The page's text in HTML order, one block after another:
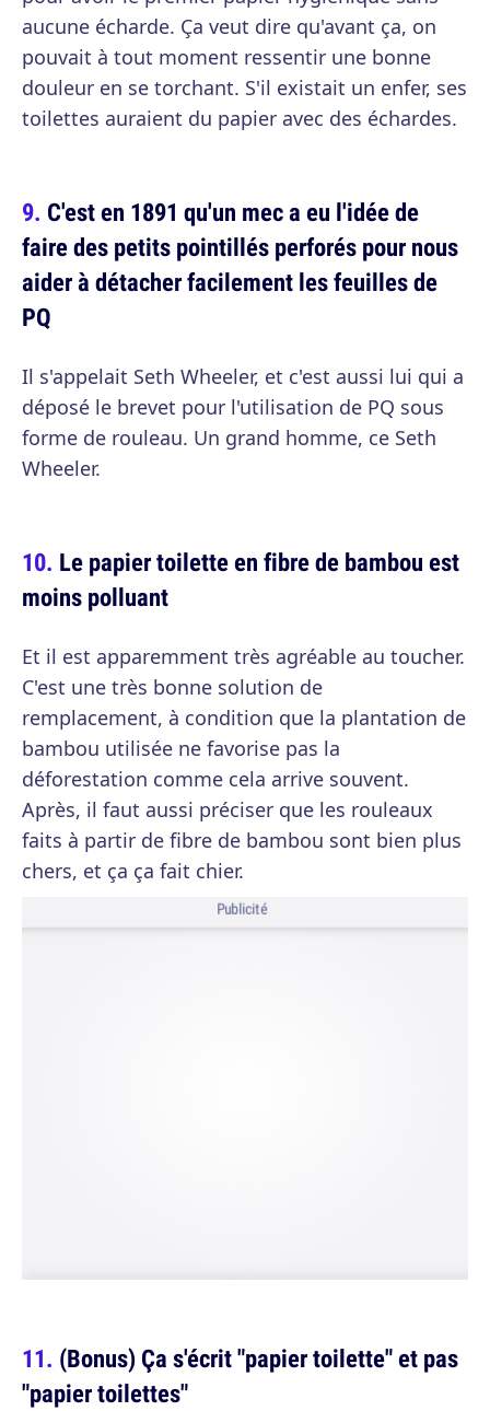
aucune écharde. Ça veut dire qu'avant ça, on
pouvait à tout moment ressentir une bonne
douleur en se torchant. S'il existait un enfer, ses
toilettes auraient du papier avec des échardes.
C'est en 1891 qu'un mec a eu l'idée de
faire des petits pointillés perforés pour nous
aider à détacher facilement les feuilles de
PQ
Il s'appelait Seth Wheeler, et c'est aussi lui qui a
déposé le brevet pour l'utilisation de PQ sous
forme de rouleau. Un grand homme, ce Seth
Wheeler.
Le papier toilette en fibre de bambou est
moins polluant
Et il est apparemment très agréable au toucher.
C'est une très bonne solution de
remplacement, à condition que la plantation de
bambou utilisée ne favorise pas la
déforestation comme cela arrive souvent.
Après, il faut aussi préciser que les rouleaux
faits à partir de fibre de bambou sont bien plus
chers, et ça ça fait chier.
Publicité
(Bonus) Ça s'écrit "papier toilette" et pas
"papier toilettes"